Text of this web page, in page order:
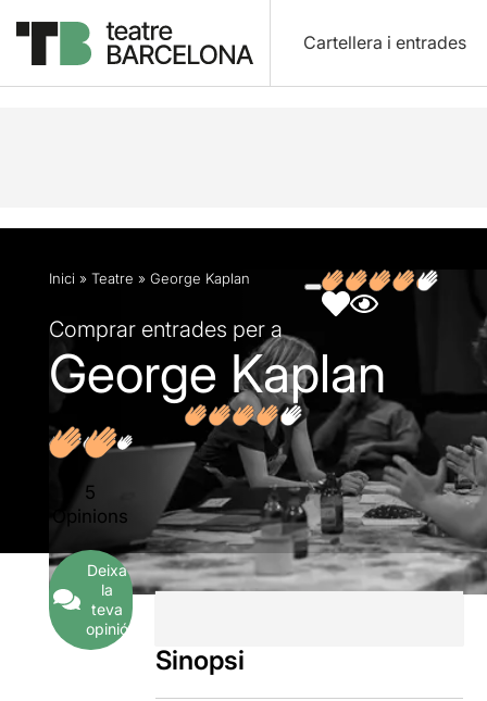
Cartellera i entrades
Descripció Fitxa artística Fotos i vídeos
Inici » Teatre » George Kaplan
Comprar entrades per a
George Kaplan
5
Opinions
Deixa
la
teva
opinió
Sinopsi